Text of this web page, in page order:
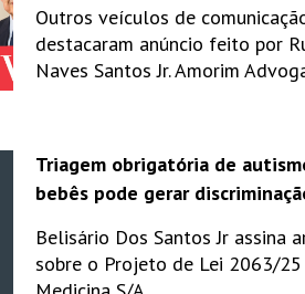
Outros veículos de
destacaram anúncio feito por
Naves Santos Jr. Amorim
Triagem obrigatória de
bebês pode gerar
Belisário Dos Santos Jr assina
sobre o Projeto de Lei 2063/25